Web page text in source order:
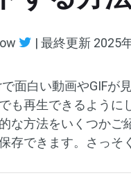
| 最終更新 2025
面白い動画やGIFが
も再生できるように
な方法をいくつかご
存できます。さっそ